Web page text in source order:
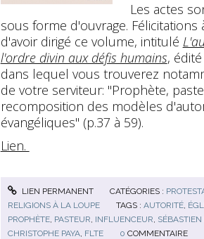
Les actes
sous forme d'ouvrage. Félicitations
d'avoir dirigé ce volume, intitulé
l'ordre divin aux défis humains,
dans lequel vous trouverez
de votre serviteur: "Prophète,
recomposition des modèles
évangéliques" (p.37 à 59).
Lien.
LIEN PERMANENT CATÉGORIES :
RELIGIONS À LA LOUPE
TAGS : AUTORITÉ,
PROPHÈTE, PASTEUR INFLUENCEUR SÉBASTIEN
CHRISTOPHE PAYA, FLTE 0 COMMENTAIRE